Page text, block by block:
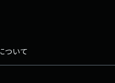
ついて